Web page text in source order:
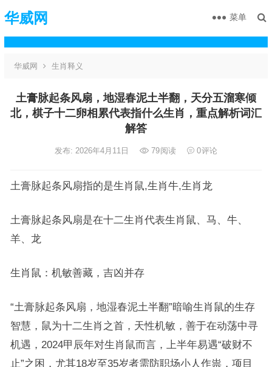
华威网 菜单
华威网 生肖释义
土膏脉起条风扇，地湿春泥土半翻，天分五溜寒倾
北，棋子十二卵相累代表指什么生肖，重点解析词汇
解答
发布: 2026年4月11日 79阅读 0评论
土膏脉起条风扇指的是生肖鼠,生肖牛,生肖龙
土膏脉起条风扇是在十二生肖代表生肖鼠、马、牛、
羊、龙
生肖鼠：机敏善藏，吉凶并存
“土膏脉起条风扇，地湿春泥土半翻”暗喻生肖鼠的生存
智慧，鼠为十二生肖之首，天性机敏，善于在动荡中寻
机遇，2024甲辰年对生肖鼠而言，上半年易遇“破财不
止”之困，尤其18岁至35岁者需防职场小人作祟，项目